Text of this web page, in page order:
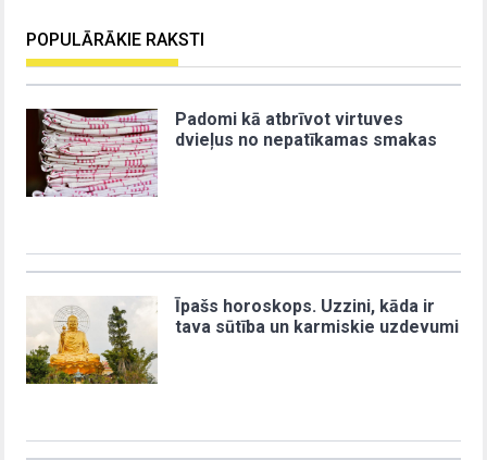
POPULĀRĀKIE RAKSTI
Padomi kā atbrīvot virtuves
dvieļus no nepatīkamas smakas
Īpašs horoskops. Uzzini, kāda ir
tava sūtība un karmiskie uzdevumi